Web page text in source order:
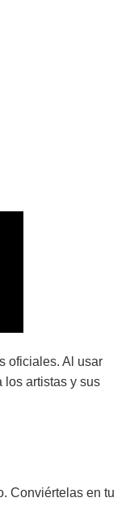
oficiales. Al usar
los artistas y sus
Conviértelas en tu